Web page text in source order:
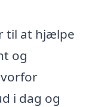
til at hjælpe
og
i dag og